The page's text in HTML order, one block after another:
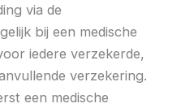
via de
bij een medische
iedere verzekerde,
verzekering.
een medische